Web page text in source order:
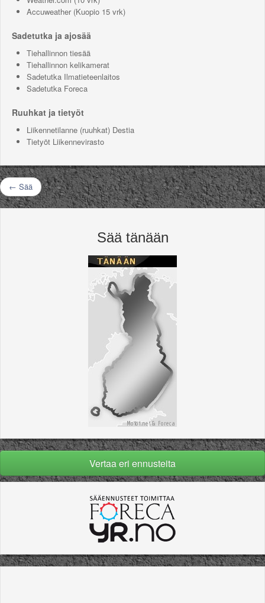
Accuweather(Kuopio 15 vrk)
Sadetutka ja ajosää
Tiehallinnon tiesää
Tiehallinnon kelikamerat
Sadetutka Ilmatieteenlaitos
Sadetutka Foreca
Ruuhkat ja tietyöt
Liikennetilanne (ruuhkat) Destia
Tietyöt Liikennevirasto
← Sää
Sää tänään
Vertaa eri ennusteita